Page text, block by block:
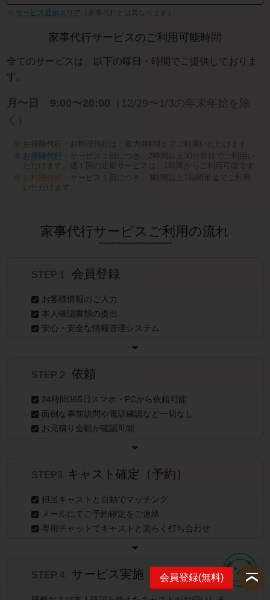
サービス提供エリア （家事代行とは異なります）
家事代行サービスのご利用可能時間
全てのサービスは、以下の曜日・時間でご提供しておりま
す。
月〜日 9:00〜20:00 （12/29〜1/3の年末年始を除
く）
お掃除代行・お料理代行は、最大4時間までご利用いただけます
お掃除代行 ：サービス１回につき、2時間以上30分単位でご利用い
ただけます。週１回の定期サービスは、1時間からご利用可能です
お料理代行 ：サービス１回につき、3時間以上1時間単位でご利用
いただけます
家事代行サービスご利用の流れ
STEP１ 会員登録
お客様情報のご入力
本人確認書類の提出
安心・安全な情報管理システム
STEP２依頼
24時間365日スマホ・PCから依頼可能
面倒な事前訪問や電話確認など一切なし
お見積り金額が確認可能
STEP3 キャスト確定（予約）
担当キャストと自動でマッチング
メールにてご予約確定をご連絡
専用チャットでキャストと楽らく打ち合わせ
STEP４ サービス実施 会員登録(無料)